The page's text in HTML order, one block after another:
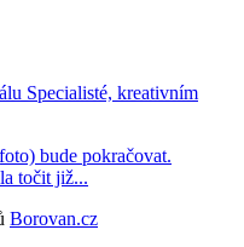
Specialisté, kreativním
bude pokračovat.
točit již...
Borovan.cz